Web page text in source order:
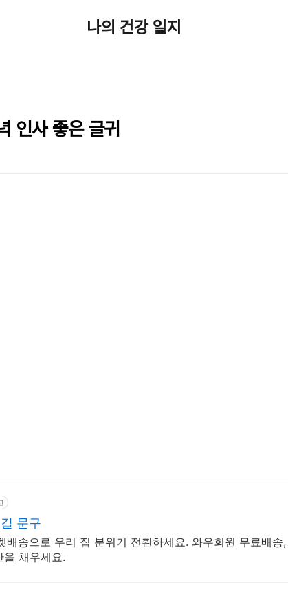
나의 건강 일지
인사 좋은 글귀
문구
배송으로 우리 집 분위기 전환하세요. 와우회원 무료배송
채우세요.